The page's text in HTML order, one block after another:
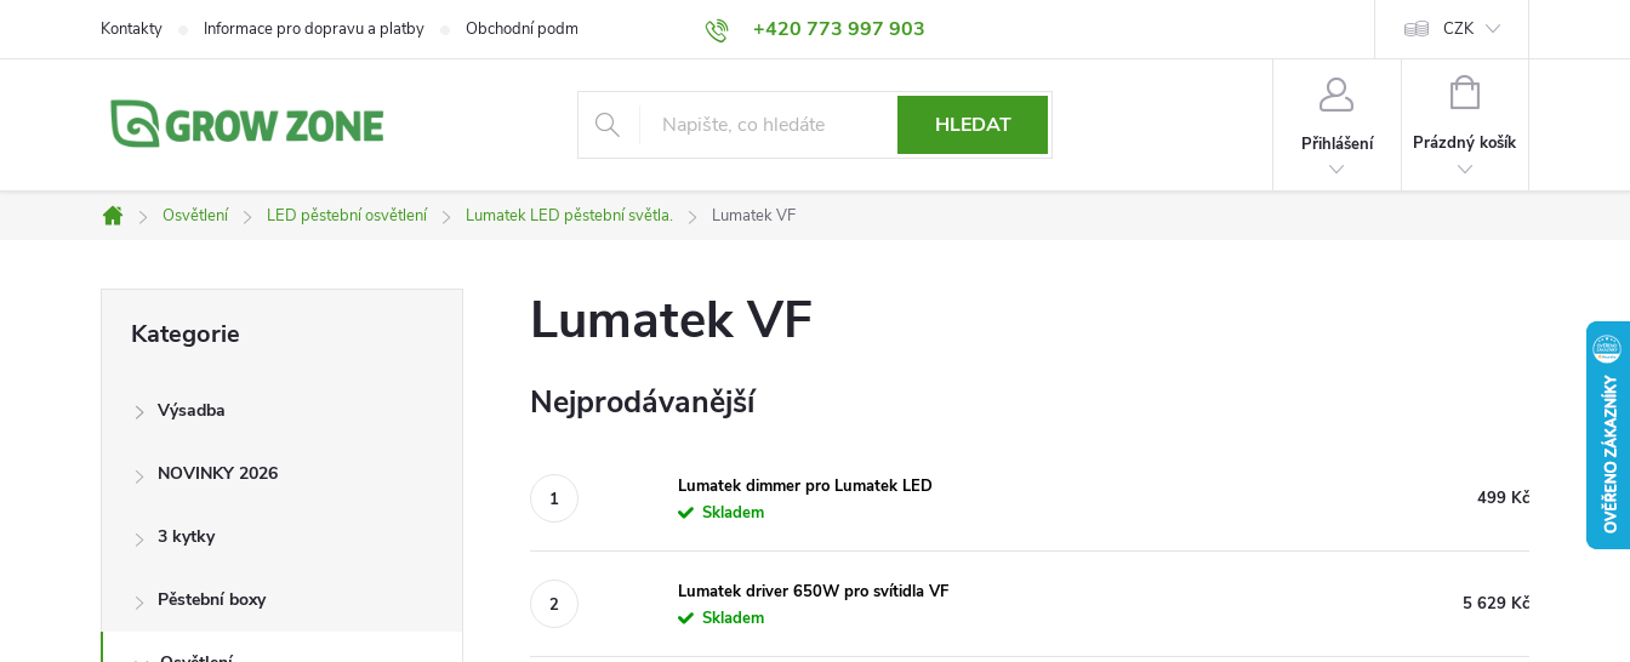
+420 773 997 903
Kontakty Informace pro dopravu a platby Obchodní podmínky Výměna a Vrácení Podmínky ochrany osobních údajů CZK
HLEDAT
Přihlášení
NÁKUPNÍ
Prázdný košík
Domů
Osvětlení LED pěstební osvětlení Lumatek LED pěstební světla. Lumatek VF
a
kategorie
Kategorie
Výsadba
NOVINKY 2026
3 kytky
Pěstební boxy
Lumatek VF
Nejprodávanější
Lumatek dimmer pro Lumatek LED
Skladem
499 Kč
Lumatek driver 650W pro svítidla VF
Skladem
5 629 Kč